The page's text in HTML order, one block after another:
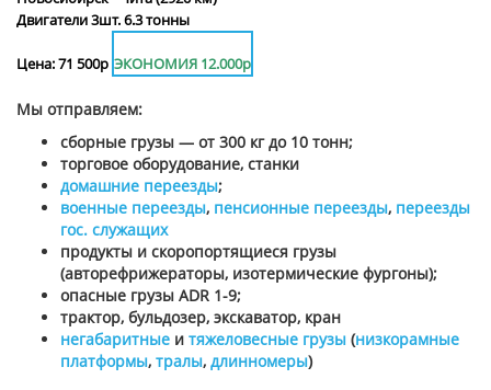
Двигатели 3шт. 6.3 тонны
Цена: 71 500р ЭКОНОМИЯ 12.000р
Мы отправляем:
сборные грузы — от 300 кг до 10 тонн;
торговое оборудование, станки
домашние переезды;
военные переезды, пенсионные переезды, переезды
гос. служащих
продукты и скоропортящиеся грузы
(авторефрижераторы, изотермические фургоны);
опасные грузы ADR 1-9;
трактор, бульдозер, экскаватор, кран
негабаритные и тяжеловесные грузы (низкорамные
платформы, тралы, длинномеры)